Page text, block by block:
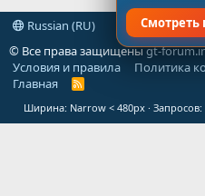
Russian (RU)
© Все права защищеныgt-
Условия и правила
Политика
Главная
R
S
Ширина Запросов
Смотреть